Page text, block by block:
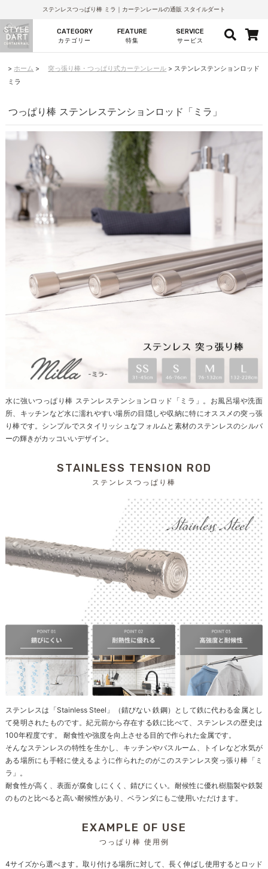
ステンレスつっぱり棒 ミラ｜カーテンレールの通販 スタイルダート
CATEGORY
カテゴリー
FEATURE
特集
SERVICE
サービス
ホーム 突っ張り棒・つっぱり式カーテンレール
ステンレステンションロッド
ミラ
つっぱり棒 ステンレステンションロッド「ミラ」
水に強いつっぱり棒 ステンレステンションロッド「ミラ」。お風呂場や洗面
所、キッチンなど水に濡れやすい場所の目隠しや収納に特にオススメの突っ張
り棒です。シンプルでスタイリッシュなフォルムと素材のステンレスのシルバ
ーの輝きがカッコいいデザイン。
STAINLESS TENSION ROD
ステンレスつっぱり棒
ステンレスは「Stainless Steel」（錆びない 鉄鋼）として鉄に代わる金属とし
て発明されたものです。紀元前から存在する鉄に比べて、ステンレスの歴史は
100年程度です。 耐食性や強度を向上させる目的で作られた金属です。
そんなステンレスの特性を生かし、キッチンやバスルーム、トイレなど水気が
ある場所にも手軽に使えるように作られたのがこのステンレス突っ張り棒「ミ
ラ」。
耐食性が高く、表面が腐食しにくく、錆びにくい。耐候性に優れ樹脂製や鉄製
のものと比べると高い耐候性があり、ベランダにもご使用いただけます。
EXAMPLE OF USE
つっぱり棒 使用例
4サイズから選べます。取り付ける場所に対して、長く伸ばし使用するとロッド